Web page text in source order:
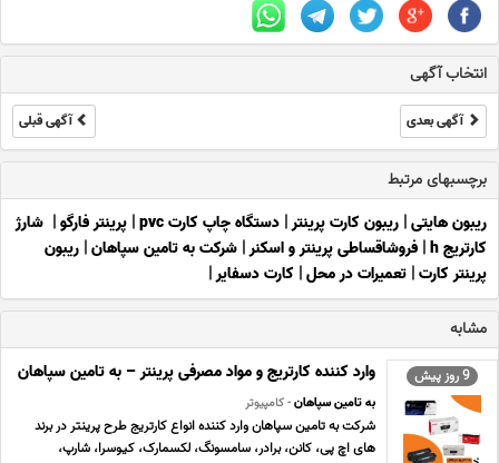
انتخاب آگهی
آگهی بعدی آگهی قبلی
برچسبهای مرتبط
ریبون هایتی| ریبون کارت پرینتر| دستگاه چاپ کارت pvc | پرینتر فارگو| شارژ
کارتریج h
| فروشاقساطی پرینتر و اسکنر| شرکت به تامین سپاهان| ریبون
پرینتر کارت| تعمیرات در محل| کارت دسفایر|
مشابه
9 روز پیش وارد کننده کارتریج و مواد مصرفی پرینتر – به تامین سپاهان
به تامین سپاهان- کامپیوتر
شرکت به تامین سپاهان وارد کننده انواع کارتریج طرح پرینتر در برند
های اچ پی، کانن، برادر، سامسونگ، لکسمارک، کیوسرا، شارپ،